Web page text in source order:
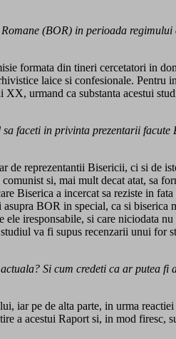
(BOR) in perioada regimului
formata din tineri cercetatori in
laice si confesionale. Pentru
urmand ca substanta acestui
faceti in privinta prezentarii facute
de reprezentantii Bisericii, ci si de
si, mai mult decat atat, sa
Biserica a incercat sa reziste in
BOR in special, ca si biserica
iresponsabile, si care niciodata nu
va fi supus recenzarii unui for
Si cum credeti ca ar putea fi
iar pe de alta parte, in urma
a acestui Raport si, in mod firesc,